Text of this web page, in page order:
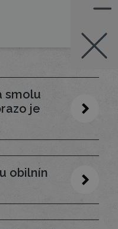
smolu
je
obilnín